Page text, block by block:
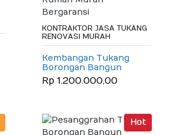
KONTRAKTOR JASA TUKANG
RENOVASI MURAH
Kembangan Tukang
Borongan Bangun
Rumah Murah
Bergaransi
Rp 1.200.000,00
Hot